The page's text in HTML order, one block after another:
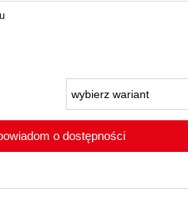
o dostępności